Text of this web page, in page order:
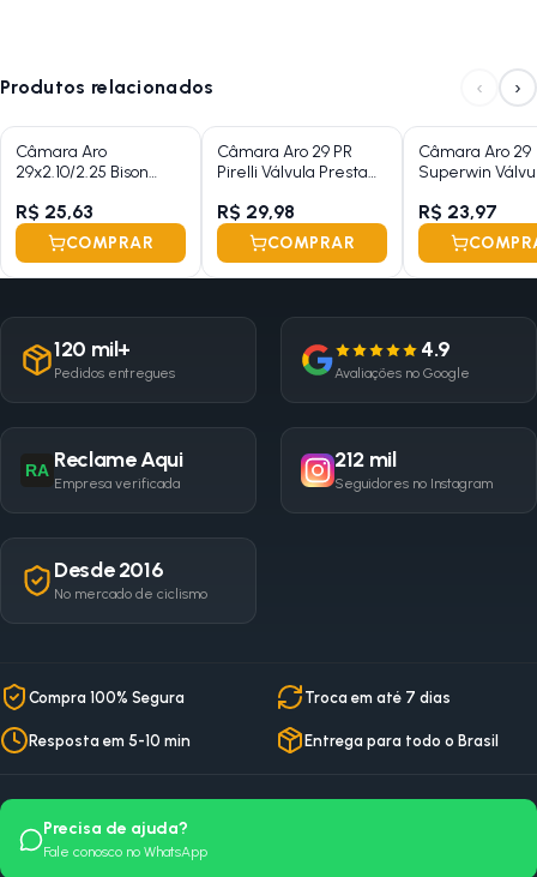
Produtos relacionados ‹ ›
Câmara Aro
29x2.10/2.25 Bison
R$ 25,63
COMPRAR
Câmara Aro 29 PR
Pirelli Válvula Presta
R$ 29,98
COMPRAR
Câmara Aro 29
Superwin
R$ 23,97
120 mil+
Pedidos entregues
4.9
Avaliações no Google
RA Reclame Aqui
Empresa verificada
212 mil
Seguidores no Instagram
Desde 2016
No mercado de ciclismo
Compra 100% Segura Troca em até 7 dias
Resposta em 5-10 min Entrega para todo o Brasil
Precisa de ajuda?
Fale conosco no WhatsApp